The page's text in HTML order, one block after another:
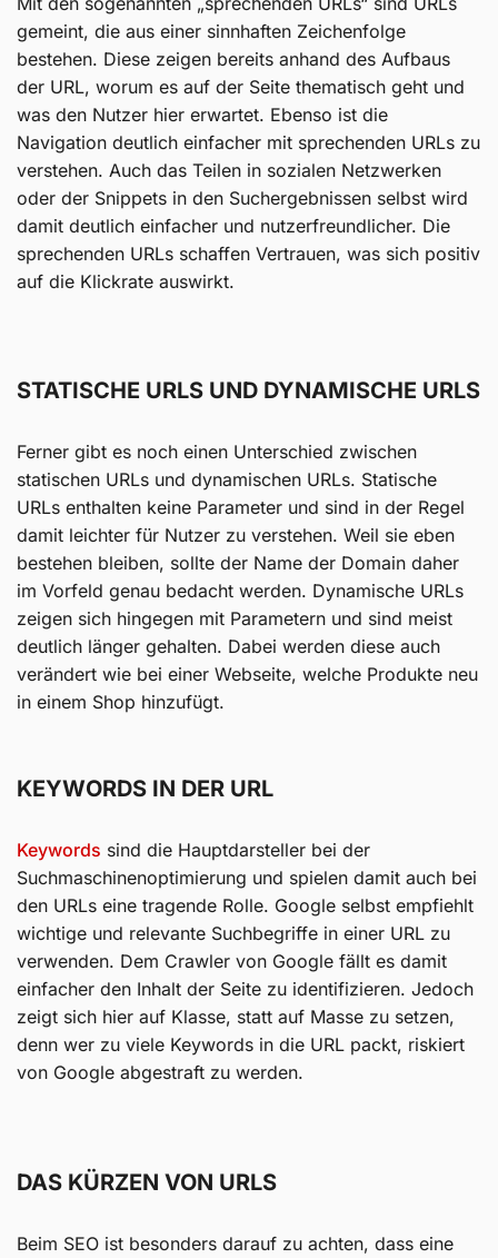
gemeint, die aus einer sinnhaften Zeichenfolge
bestehen. Diese zeigen bereits anhand des Aufbaus
der URL, worum es auf der Seite thematisch geht und
was den Nutzer hier erwartet. Ebenso ist die
Navigation deutlich einfacher mit sprechenden URLs zu
verstehen. Auch das Teilen in sozialen Netzwerken
oder der Snippets in den Suchergebnissen selbst wird
damit deutlich einfacher und nutzerfreundlicher. Die
sprechenden URLs schaffen Vertrauen, was sich positiv
auf die Klickrate auswirkt.
STATISCHE URLS UND DYNAMISCHE URLS
Ferner gibt es noch einen Unterschied zwischen
statischen URLs und dynamischen URLs. Statische
URLs enthalten keine Parameter und sind in der Regel
damit leichter für Nutzer zu verstehen. Weil sie eben
bestehen bleiben, sollte der Name der Domain daher
im Vorfeld genau bedacht werden. Dynamische URLs
zeigen sich hingegen mit Parametern und sind meist
deutlich länger gehalten. Dabei werden diese auch
verändert wie bei einer Webseite, welche Produkte neu
in einem Shop hinzufügt.
KEYWORDS IN DER URL
Keywords sind die Hauptdarsteller bei der
Suchmaschinenoptimierung und spielen damit auch bei
den URLs eine tragende Rolle. Google selbst empfiehlt
wichtige und relevante Suchbegriffe in einer URL zu
verwenden. Dem Crawler von Google fällt es damit
einfacher den Inhalt der Seite zu identifizieren. Jedoch
zeigt sich hier auf Klasse, statt auf Masse zu setzen,
denn wer zu viele Keywords in die URL packt, riskiert
von Google abgestraft zu werden.
DAS KÜRZEN VON URLS
Beim SEO ist besonders darauf zu achten, dass eine